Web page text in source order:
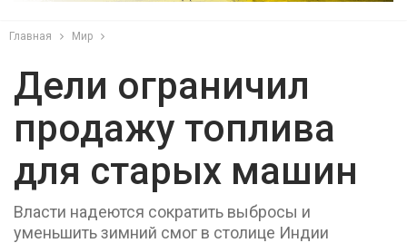
Главная Мир
Дели ограничил
продажу топлива
для старых машин
Власти надеются сократить выбросы и
уменьшить зимний смог в столице Индии